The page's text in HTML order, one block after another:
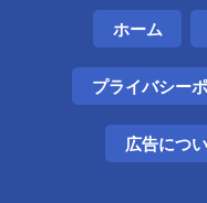
ホーム
プライバシー
広告につ